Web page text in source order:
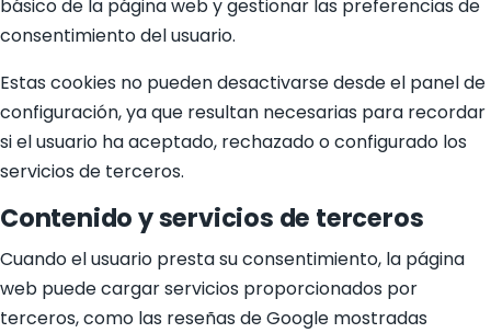
básico de la página web y gestionar las preferencias de
consentimiento del usuario.
Estas cookies no pueden desactivarse desde el panel de
configuración, ya que resultan necesarias para recordar
si el usuario ha aceptado, rechazado o configurado los
servicios de terceros.
Contenido y servicios de terceros
Cuando el usuario presta su consentimiento, la página
web puede cargar servicios proporcionados por
terceros, como las reseñas de Google mostradas